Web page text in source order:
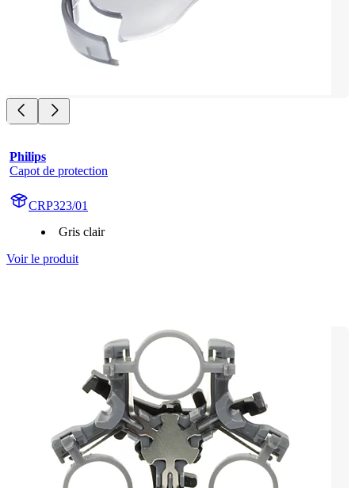
Philips
Capot de protection
CRP323/01
Gris clair
Voir le produit